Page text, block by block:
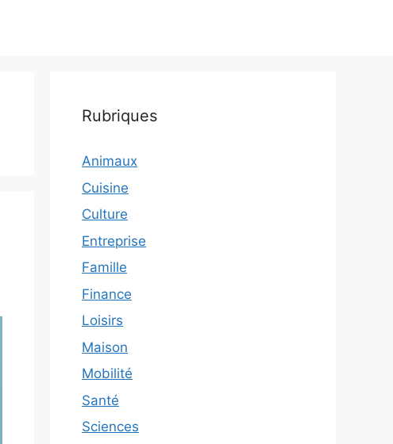
Rubriques
Animaux
Cuisine
Culture
Entreprise
Famille
Finance
Loisirs
Maison
Mobilité
Santé
Sciences